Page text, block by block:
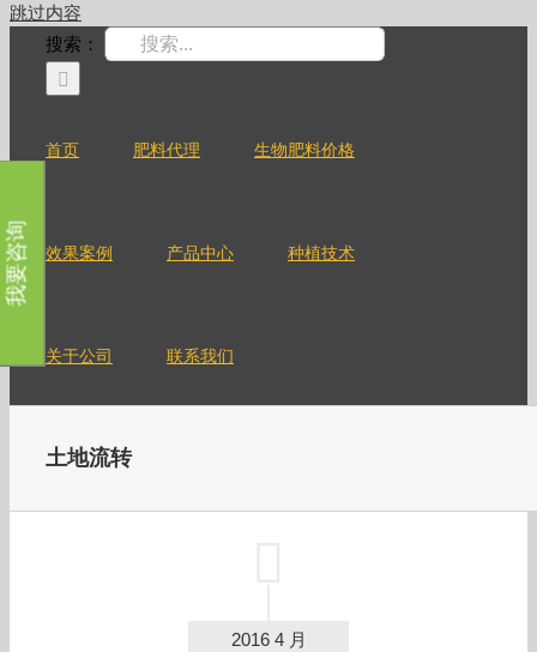
跳过内容
搜索：
首页 肥料代理 生物肥料价格
效果案例 产品中心 种植技术
关于公司 联系我们
土地流转
2016 4 月
我要咨询